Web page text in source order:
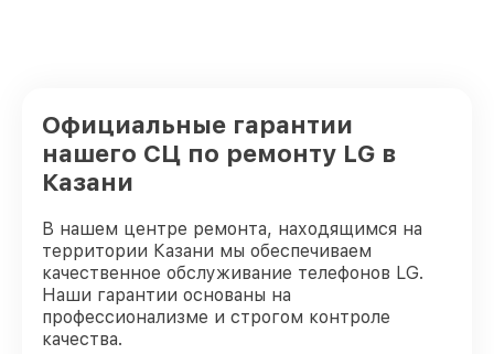
Официальные гарантии
нашего СЦ по ремонту LG в
Казани
В нашем центре ремонта, находящимся на
территории Казани мы обеспечиваем
качественное обслуживание телефонов LG.
Наши гарантии основаны на
профессионализме и строгом контроле
качества.